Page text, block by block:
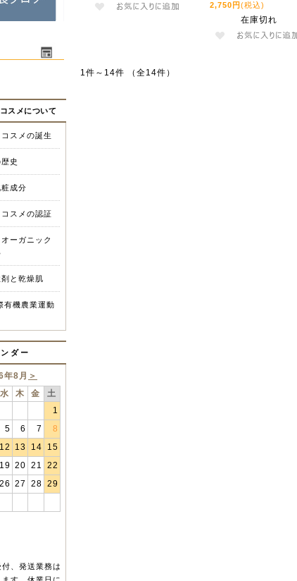
スメについて
スメの誕生
史
成分
スメの認証
ーガニック
と乾燥肌
有機農業運動
ダー
年8月 ＞
水 木 金
土
1
5 6 7
8
12 13 14
15
19 20 21
22
26 27 28 29
、発送業務は
2,750円 (税込)
在庫切れ
1件～14件 （全14件）